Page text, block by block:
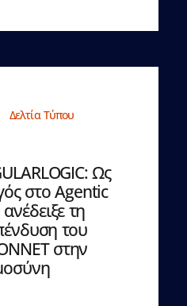
Δελτία Τύπου
Ως
στο Agentic
τη
του
στην